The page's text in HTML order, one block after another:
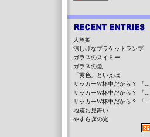
人魚姫
涼しげなブラケットランプ
ガラスのスイミー
ガラスの魚
「黄色」といえば
サッカーW杯中だから？ 「...
サッカーW杯中だから？ 「...
サッカーW杯中だから？ 「...
地震お見舞い
やすらぎの光